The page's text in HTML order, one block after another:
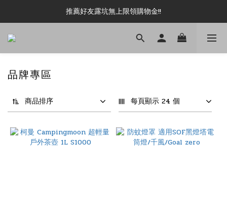
新加入會員即可現領 50元購物金!!
推薦好友露坑無上限領購物金!!
新加入會員即可現領 50元購物金!!
品牌專區
商品排序 每頁顯示 24 個